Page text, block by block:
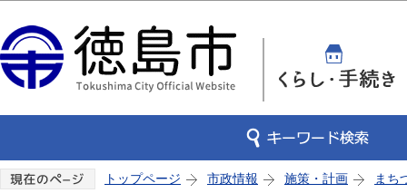
トップページ 市政情報 施策・計画
まち